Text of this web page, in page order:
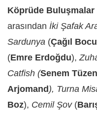
Köprüde Buluşmalar
arasından İki Şafak
Sardunya (Çağıl
(Emre Erdoğdu),
Catfish (Senem
Arjomand ), Turna
Boz), Cemil Şov(